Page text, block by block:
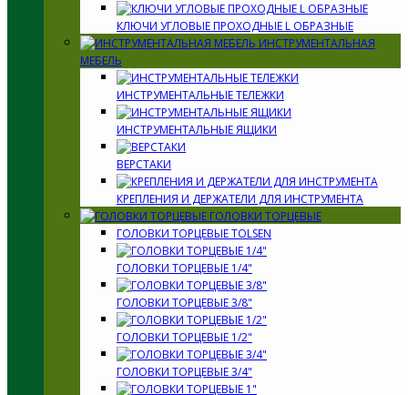
КЛЮЧИ УГЛОВЫЕ ПРОХОДНЫЕ L ОБРАЗНЫЕ
ИНСТРУМЕНТАЛЬНАЯ
МЕБЕЛЬ
ИНСТРУМЕНТАЛЬНЫЕ ТЕЛЕЖКИ
ИНСТРУМЕНТАЛЬНЫЕ ЯЩИКИ
ВЕРСТАКИ
КРЕПЛЕНИЯ И ДЕРЖАТЕЛИ ДЛЯ ИНСТРУМЕНТА
ГОЛОВКИ ТОРЦЕВЫЕ
ГОЛОВКИ ТОРЦЕВЫЕ TOLSEN
ГОЛОВКИ ТОРЦЕВЫЕ 1/4"
ГОЛОВКИ ТОРЦЕВЫЕ 3/8"
ГОЛОВКИ ТОРЦЕВЫЕ 1/2"
ГОЛОВКИ ТОРЦЕВЫЕ 3/4"